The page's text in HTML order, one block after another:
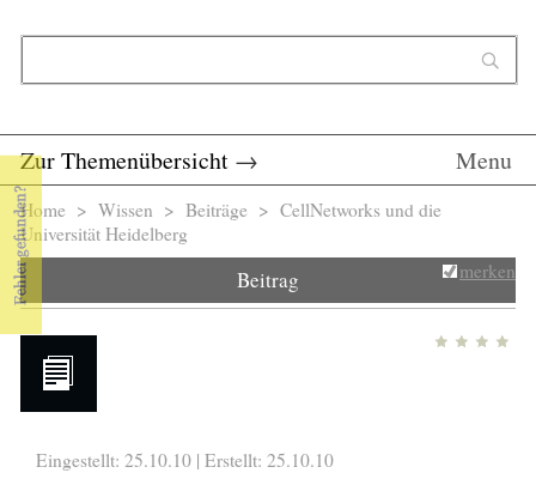
Zur Themenübersicht → Menu
Sie sind hier
Home > Wissen > Beiträge > CellNetworks und die
Universität Heidelberg
Beitrag merken
Eingestellt: 25.10.10 | Erstellt: 25.10.10